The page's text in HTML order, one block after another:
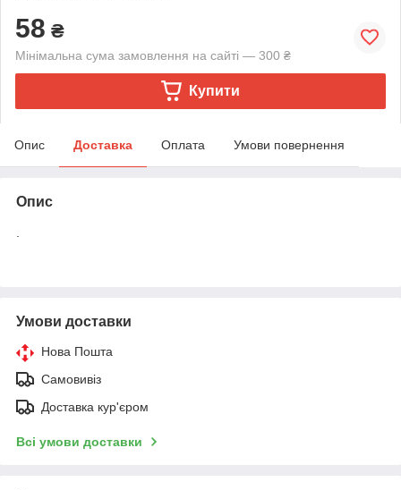
58 ₴
Мінімальна сума замовлення на сайті — 300 ₴
Купити
Опис Доставка Оплата Умови повернення
Опис
Умови доставки
Нова Пошта
Самовивіз
Доставка кур'єром
Всі умови доставки